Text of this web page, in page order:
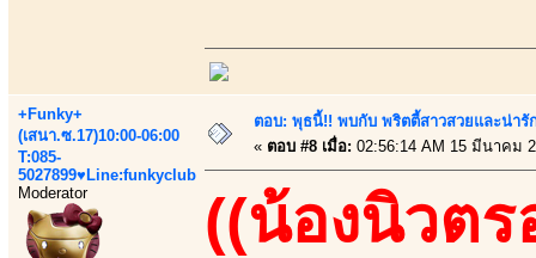
+Funky+
(เสนา.ซ.17)10:00-06:00
T:085-
5027899♥Line:funkyclub
Moderator
ตอบ: พุธนี้!! พบกับ พริตตี้สาวสวยและน่า
« ตอบ #8 เมื่อ: 02:56:14 AM 15 มีนาคม
((น้องนิวตร